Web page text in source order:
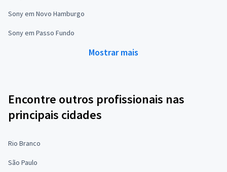
Sony em Novo Hamburgo
Sony em Passo Fundo
Mostrar mais
Encontre outros profissionais nas
principais cidades
Rio Branco
São Paulo